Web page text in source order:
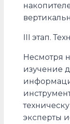
III этап.
Несмотря
изучение
эксперты